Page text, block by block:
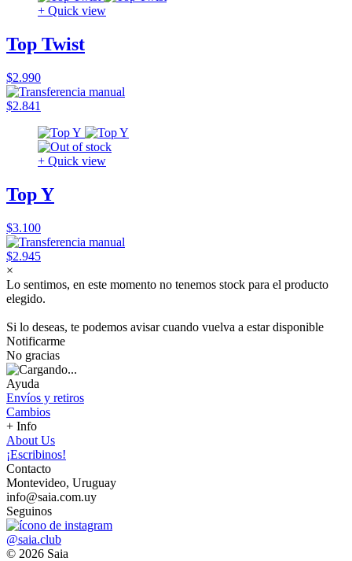
+ Quick view
Top Twist
$2.990
$2.841
+ Quick view
Top Y
$3.100
$2.945
×
Lo sentimos, en este momento no tenemos stock para el producto
elegido.
Si lo deseas, te podemos avisar cuando vuelva a estar disponible
Notificarme
No gracias
Ayuda
Envíos y retiros
Cambios
+ Info
About Us
¡Escribinos!
Contacto
Montevideo, Uruguay
info@saia.com.uy
Seguinos
@saia.club
© 2026 Saia